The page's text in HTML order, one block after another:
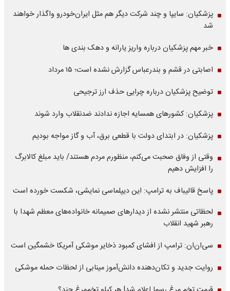
پزشکیان: سایپا و چند شرکت دیگر هم مثل ایران‌خودرو واگذار خواهند
شد
خبر مهم پزشکیان درباره واریز یارانه و دهک بندی ها
اصابتی در قشم و بندرعباس گزارش نشده است؛ ۱۵ مرداد
توضیح پزشکیان درباره چرایی حذف ارز ترجیحی
پزشکیان: کشورهای همسایه اجازه ندادند ضدنقلاب وارد شوند
پزشکیان: در ابتدای دولت با قطعی برق، آب و گاز مواجه بودیم
وقتی از وفاق صحبت می‌کنم، منظورم مردم هستند/ باید مبلغ کالابرگ
را افزایش دهیم
پاسخ قالیباف به ترامپ: این دیپلماسی نمایشی، شکست خورده است
لحظاتی منتشر نشده از دیدارهای صمیمانه خانواده‌های معظم شهدا با
رهبر شهید انقلاب
سی‌ان‌ان: ترامپ از افشای کمبود ذخایر موشکی آمریکا خشمگین است
روایت جدید و تکان‌دهنده دانش‌آموز مینابی از لحظات حمله موشکی